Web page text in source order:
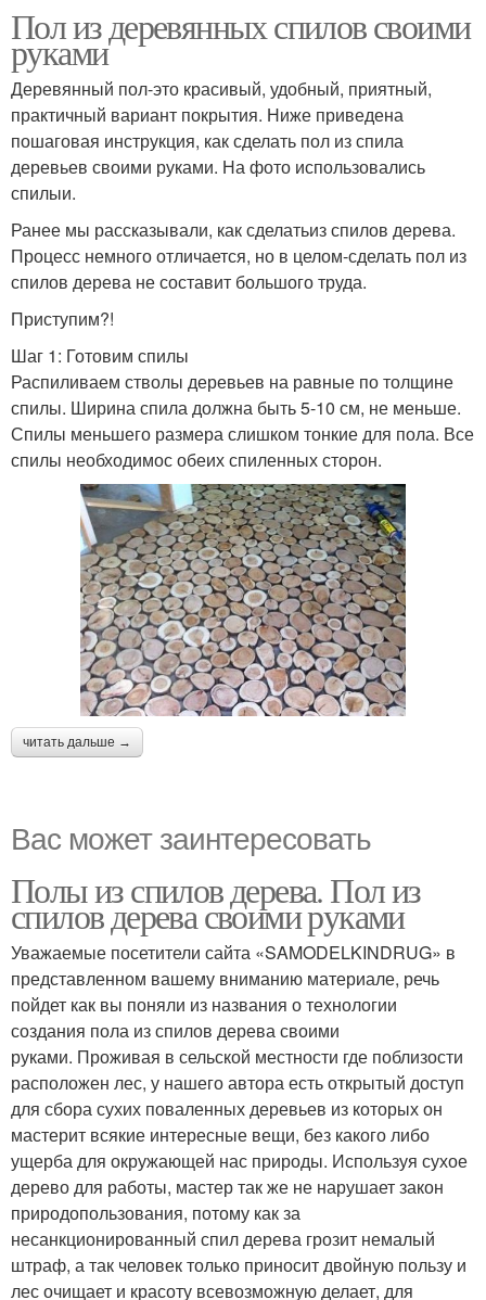
Пол из деревянных спилов своими
руками
Деревянный пол-это красивый, удобный, приятный,
практичный вариант покрытия. Ниже приведена
пошаговая инструкция, как сделать пол из спила
деревьев своими руками. На фото использовались
спилыи.
Ранее мы рассказывали, как сделатьиз спилов дерева.
Процесс немного отличается, но в целом-сделать пол из
спилов дерева не составит большого труда.
Приступим?!
Шаг 1: Готовим спилы
Распиливаем стволы деревьев на равные по толщине
спилы. Ширина спила должна быть 5-10 см, не меньше.
Спилы меньшего размера слишком тонкие для пола. Все
спилы необходимос обеих спиленных сторон.
читать дальше →
Вас может заинтересовать
Полы из спилов дерева. Пол из
спилов дерева своими руками
Уважаемые посетители сайта «SAMODELKINDRUG» в
представленном вашему вниманию материале, речь
пойдет как вы поняли из названия о технологии
создания пола из спилов дерева своими
руками. Проживая в сельской местности где поблизости
расположен лес, у нашего автора есть открытый доступ
для сбора сухих поваленных деревьев из которых он
мастерит всякие интересные вещи, без какого либо
ущерба для окружающей нас природы. Используя сухое
дерево для работы, мастер так же не нарушает закон
природопользования, потому как за
несанкционированный спил дерева грозит немалый
штраф, а так человек только приносит двойную пользу и
лес очищает и красоту всевозможную делает, для